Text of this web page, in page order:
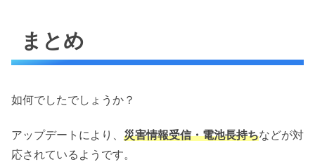
まとめ
如何でしたでしょうか？
アップデートにより、 災害情報受信・電池長持ちなどが対
応されているようです。